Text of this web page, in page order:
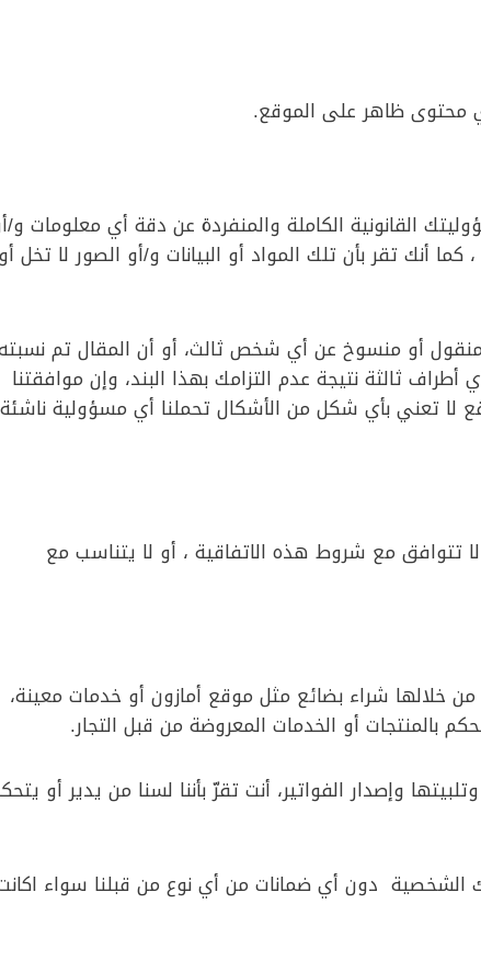
محتوى ظاهر على الموقع.
القانونية الكاملة والمنفردة عن دقة أي معلومات و/
أنك تقر بأن تلك المواد أو البيانات و/أو الصور لا تخل
أو منسوخ عن أي شخص ثالث، أو أن المقال تم
ثالثة نتيجة عدم التزامك بهذا البند، وإن موافقتنا
لا تعني بأي شكل من الأشكال تحملنا أي مسؤولية ناشئة
تتوافق مع شروط هذه الاتفاقية ، أو لا يتناسب مع
خلالها شراء بضائع مثل موقع أمازون أو خدمات معينة،
بالمنتجات أو الخدمات المعروضة من قبل التجار.
وإصدار الفواتير، أنت تقرّ بأننا لسنا من يدير أو
الشخصية دون أي ضمانات من أي نوع من قبلنا سواء